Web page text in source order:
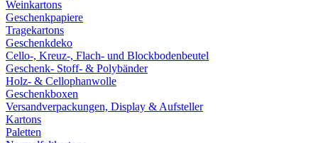
Weinkartons
Geschenkpapiere
Tragekartons
Geschenkdeko
Cello-, Kreuz-, Flach- und Blockbodenbeutel
Geschenk- Stoff- & Polybänder
Holz- & Cellophanwolle
Geschenkboxen
Versandverpackungen, Display & Aufsteller
Kartons
Paletten